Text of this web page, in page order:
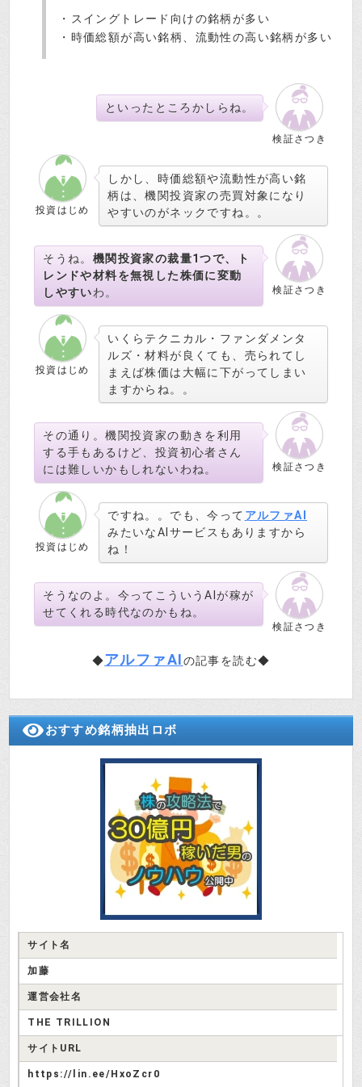
・スイングトレード向けの銘柄が多い
・時価総額が高い銘柄、流動性の高い銘柄が多い
検証さつき
といったところかしらね。
投資はじめ
しかし、時価総額や流動性が高い銘
柄は、機関投資家の売買対象になり
やすいのがネックですね。。
検証さつき
そうね。 機関投資家の裁量1つで、ト
レンドや材料を無視した株価に変動
しやすいわ。
投資はじめ
いくらテクニカル・ファンダメンタ
ルズ・材料が良くても、売られてし
まえば株価は大幅に下がってしまい
ますからね。。
検証さつき
その通り。機関投資家の動きを利用
する手もあるけど、投資初心者さん
には難しいかもしれないわね。
投資はじめ
ですね。。でも、今って アルファAI
みたいなAIサービスもありますから
ね！
検証さつき
そうなのよ。今ってこういうAIが稼が
せてくれる時代なのかもね。
◆アルファAIの記事を読む◆
おすすめ銘柄抽出ロボ
サイト名
加藤
運営会社名
THE TRILLION
サイトURL
https://lin.ee/HxoZcr0